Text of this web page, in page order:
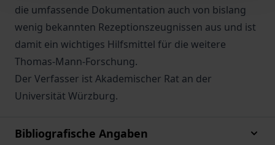
die umfassende Dokumentation auch von bislang
wenig bekannten Rezeptionszeugnissen aus und ist
damit ein wichtiges Hilfsmittel für die weitere
Thomas-Mann-Forschung.
Der Verfasser ist Akademischer Rat an der
Universität Würzburg.
Bibliografische Angaben